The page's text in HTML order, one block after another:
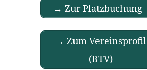
→ Zur Platzbuchung
→ Zum Vereinsprofil
(BTV)